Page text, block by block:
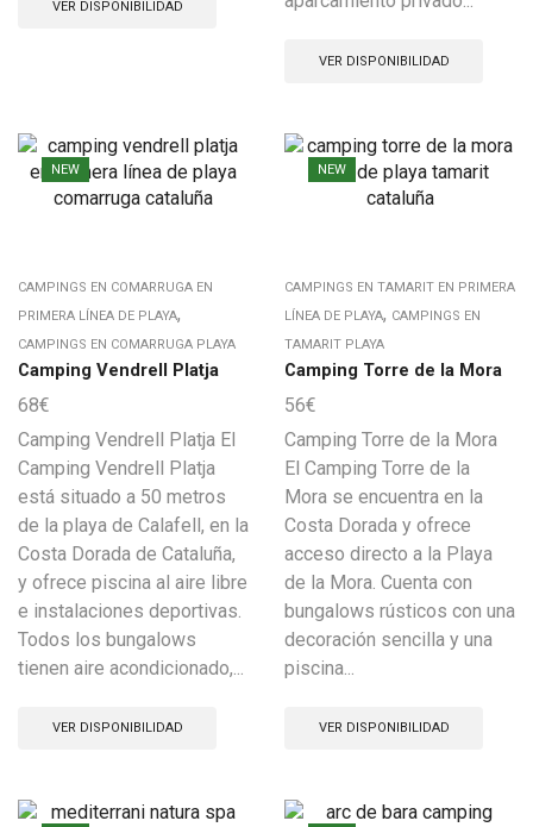
VER DISPONIBILIDAD
VER DISPONIBILIDAD
NEW
CAMPINGS EN COMARRUGA EN
PRIMERA LÍNEA DE PLAYA,
CAMPINGS EN COMARRUGA PLAYA
Camping Vendrell Platja
68€
Camping Vendrell Platja El
Camping Vendrell Platja
está situado a 50 metros
de la playa de Calafell, en la
Costa Dorada de Cataluña,
y ofrece piscina al aire libre
e instalaciones deportivas.
Todos los bungalows
tienen aire acondicionado,...
VER DISPONIBILIDAD
NEW
CAMPINGS EN TAMARIT EN PRIMERA
LÍNEA DE PLAYA, CAMPINGS EN
TAMARIT PLAYA
Camping Torre de la Mora
56€
Camping Torre de la Mora
El Camping Torre de la
Mora se encuentra en la
Costa Dorada y ofrece
acceso directo a la Playa
de la Mora. Cuenta con
bungalows rústicos con una
decoración sencilla y una
piscina...
VER DISPONIBILIDAD